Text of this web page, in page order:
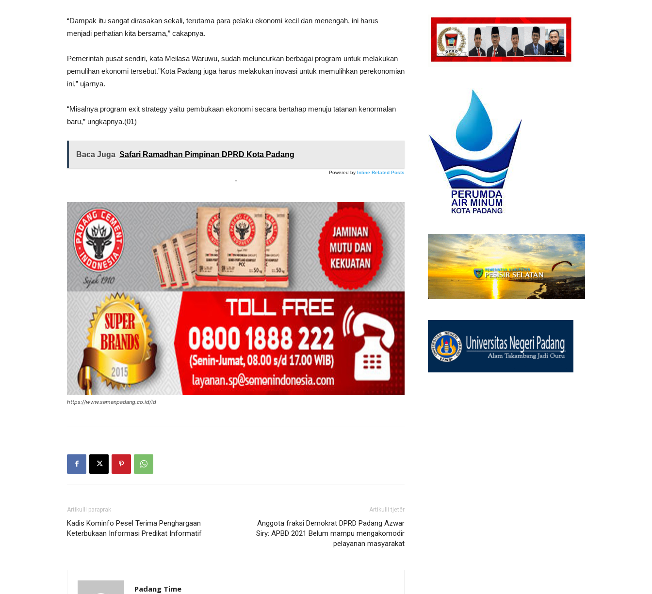
“Dampak itu sangat dirasakan sekali, terutama para pelaku ekonomi kecil dan menengah, ini harus
menjadi perhatian kita bersama,” cakapnya.
Pemerintah pusat sendiri, kata Meilasa Waruwu, sudah meluncurkan berbagai program untuk melakukan
pemulihan ekonomi tersebut.”Kota Padang juga harus melakukan inovasi untuk memulihkan perekonomian
ini,” ujarnya.
“Misalnya program exit strategy yaitu pembukaan ekonomi secara bertahap menuju tatanan kenormalan
baru,” ungkapnya.(01)
Baca Juga Safari Ramadhan Pimpinan DPRD Kota Padang
Powered by Inline Related Posts
*
https://www.semenpadang.co.id/id
Artikulli paraprak
Kadis Kominfo Pesel Terima Penghargaan
Keterbukaan Informasi Predikat Informatif
Artikulli tjetër
Anggota fraksi Demokrat DPRD Padang Azwar
Siry: APBD 2021 Belum mampu mengakomodir
pelayanan masyarakat
Padang Time